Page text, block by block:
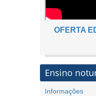
OFERTA
Ensino
Informações